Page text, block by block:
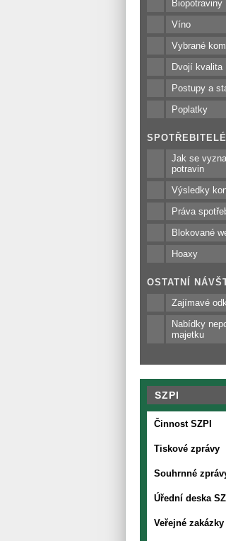
Biopotraviny
Víno
Vybrané
Dvojí kvalita
Postupy a
Poplatky
SPOTŘEBITELÉ
Jak se
potravin
Výsledky
Práva
Blokované
Hoaxy
OSTATNÍ
Zajímavé
Nabídky
majetku
SZPI
Činnost SZPI
Tiskové zprávy
Souhrnné
Úřední deska
Veřejné zakázky